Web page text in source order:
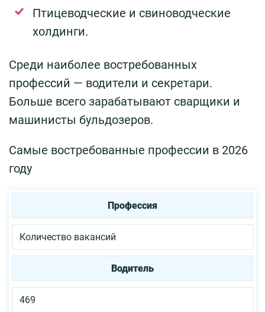
Птицеводческие и свиноводческие
холдинги.
Среди наиболее востребованных
профессий — водители и секретари.
Больше всего зарабатывают сварщики и
машинисты бульдозеров.
Самые востребованные профессии в 2026
году
Профессия
Количество вакансий
Водитель
469